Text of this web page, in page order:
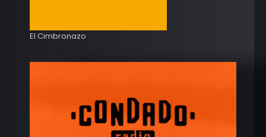
El Cimbronazo